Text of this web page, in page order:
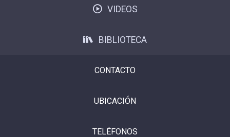
VIDEOS
BIBLIOTECA
CONTACTO
UBICACIÓN
TELÉFONOS